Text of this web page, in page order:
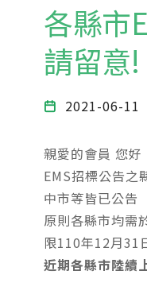
各縣市
請留意!
2021-06-11
親愛的會員 您好
EMS招標公告之
中市等皆已公告
原則各縣市均需
限110年12月31
近期各縣市陸續